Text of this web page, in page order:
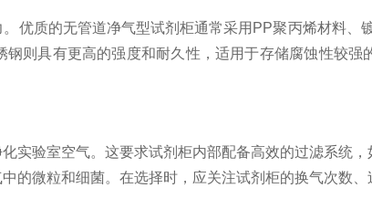
质的无管道净气型试剂柜通常采用PP聚丙烯材料、
则具有更高的强度和耐久性，适用于存储腐蚀性较
验室空气。这要求试剂柜内部配备高效的过滤系统，
的微粒和细菌。在选择时，应关注试剂柜的换气次数